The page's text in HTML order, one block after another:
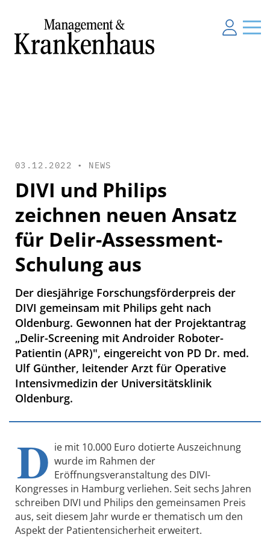
03.12.2022 • NEWS
DIVI und Philips
zeichnen neuen Ansatz
für Delir-Assessment-
Schulung aus
Der diesjährige Forschungsförderpreis der
DIVI gemeinsam mit Philips geht nach
Oldenburg. Gewonnen hat der Projektantrag
„Delir-Screening mit Androider Roboter-
Patientin (APR)", eingereicht von PD Dr. med.
Ulf Günther, leitender Arzt für Operative
Intensivmedizin der Universitätsklinik
Oldenburg.
D ie mit 10.000 Euro dotierte Auszeichnung
wurde im Rahmen der
Eröffnungsveranstaltung des DIVI-
Kongresses in Hamburg verliehen. Seit sechs Jahren
schreiben DIVI und Philips den gemeinsamen Preis
aus, seit diesem Jahr wurde er thematisch um den
Aspekt der Patientensicherheit erweitert.